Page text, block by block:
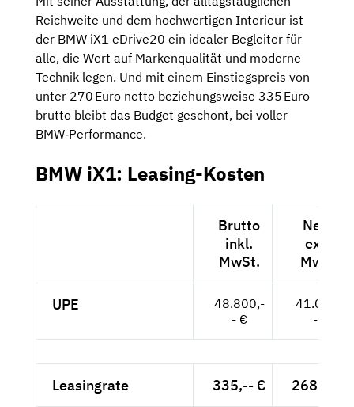
Reichweite und dem hochwertigen Interieur ist
der BMW iX1 eDrive20 ein idealer Begleiter für
alle, die Wert auf Markenqualität und moderne
Technik legen. Und mit einem Einstiegspreis von
unter 270 Euro netto beziehungsweise 335 Euro
brutto bleibt das Budget geschont, bei voller
BMW‑Performance.
BMW iX1: Leasing-Kosten
Brutto
inkl.
MwSt.
Netto
exkl.
MwSt.
UPE
48.800,-
- €
41.008,-
- €
Leasingrate 335,-- € 268,82 €